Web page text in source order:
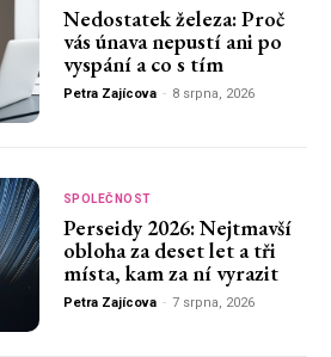
Nedostatek železa: Proč
vás únava nepustí ani po
vyspání a co s tím
Petra Zajícova - 8 srpna, 2026
SPOLEČNOST
Perseidy 2026: Nejtmavší
obloha za deset let a tři
místa, kam za ní vyrazit
Petra Zajícova - 7 srpna, 2026